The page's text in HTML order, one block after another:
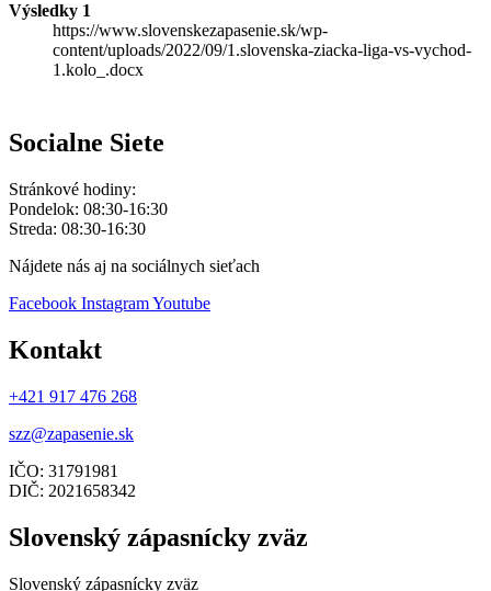
Výsledky 1
https://www.slovenskezapasenie.sk/wp-
content/uploads/2022/09/1.slovenska-ziacka-liga-vs-vychod-
1.kolo_.docx
Socialne Siete
Stránkové hodiny:
Pondelok: 08:30-16:30
Streda: 08:30-16:30
Nájdete nás aj na sociálnych sieťach
Facebook InstagramYoutube
Kontakt
+421 917 476 268
szz@zapasenie.sk
IČO: 31791981
DIČ: 2021658342
Slovenský zápasnícky zväz
Slovenský zápasnícky zväz